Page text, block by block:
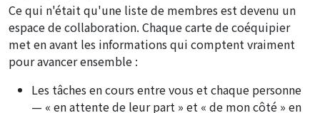
Ce qui n'était qu'une liste de membres est devenu un
espace de collaboration. Chaque carte de coéquipier
met en avant les informations qui comptent vraiment
pour avancer ensemble :
Les tâches en cours entre vous et chaque personne
— « en attente de leur part » et « de mon côté » en